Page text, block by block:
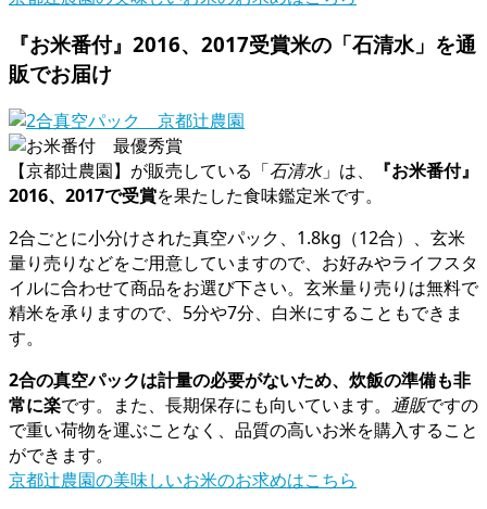
『お米番付』2016、2017受賞米の「石清水」を通
販でお届け
【京都辻農園】が販売している「石清水」は、
『お米番付』
2016、2017で受賞を果たした食味鑑定米です。
2合ごとに小分けされた真空パック、1.8kg（12合）、玄米
量り売りなどをご用意していますので、お好みやライフスタ
イルに合わせて商品をお選び下さい。玄米量り売りは無料で
精米を承りますので、5分や7分、白米にすることもできま
す。
2合の真空パックは計量の必要がないため、炊飯の準備も非
常に楽です。また、長期保存にも向いています。 通販ですの
で重い荷物を運ぶことなく、品質の高いお米を購入すること
ができます。
京都辻農園の美味しいお米のお求めはこちら